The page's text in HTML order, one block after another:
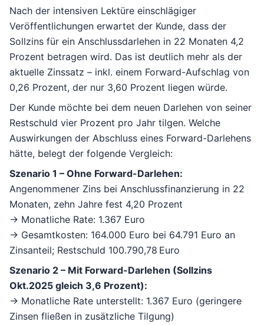
Nach der intensiven Lektüre einschlägiger
Veröffentlichungen erwartet der Kunde, dass der
Sollzins für ein Anschlussdarlehen in 22 Monaten 4,2
Prozent betragen wird. Das ist deutlich mehr als der
aktuelle Zinssatz – inkl. einem Forward-Aufschlag von
0,26 Prozent, der nur 3,60 Prozent liegen würde.
Der Kunde möchte bei dem neuen Darlehen von seiner
Restschuld vier Prozent pro Jahr tilgen. Welche
Auswirkungen der Abschluss eines Forward-Darlehens
hätte, belegt der folgende Vergleich:
Szenario 1 – Ohne Forward-Darlehen:
Angenommener Zins bei Anschlussfinanzierung in 22
Monaten, zehn Jahre fest 4,20 Prozent
→ Monatliche Rate: 1.367 Euro
→ Gesamtkosten: 164.000 Euro bei 64.791 Euro an
Zinsanteil; Restschuld 100.790,78 Euro
Szenario 2 – Mit Forward-Darlehen (Sollzins
Okt.2025 gleich 3,6 Prozent):
→ Monatliche Rate unterstellt: 1.367 Euro (geringere
Zinsen fließen in zusätzliche Tilgung)